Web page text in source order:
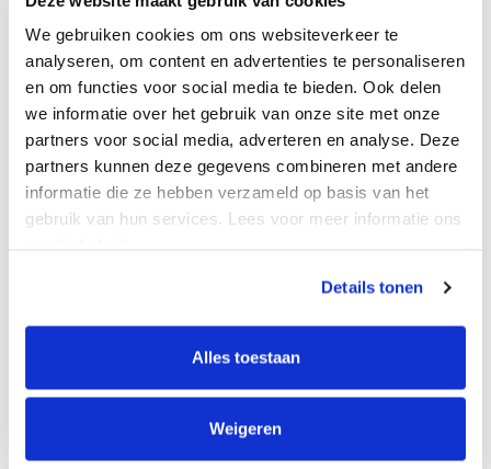
We gebruiken cookies om ons websiteverkeer te
analyseren, om content en advertenties te personaliseren
en om functies voor social media te bieden. Ook delen
we informatie over het gebruik van onze site met onze
partners voor social media, adverteren en analyse. Deze
partners kunnen deze gegevens combineren met andere
informatie die ze hebben verzameld op basis van het
gebruik van hun services. Lees voor meer informatie ons
Details tonen
Alles toestaan
Weigeren
voorwaarden en criteria. Deadline voor het indienen
van projecten op deze lijst is 21 juli 2023.
Subsidie aanvragen?
Benieuwd naar de mogelijkheden voor jouw project?
Neem contact op met Wouter Berkghuis of jouw
Deel deze pagina op: